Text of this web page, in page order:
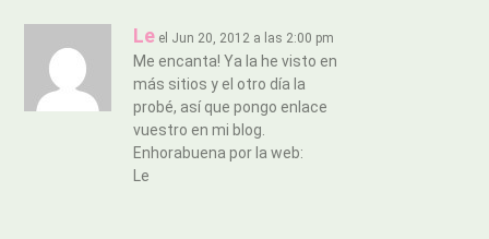
Le el Jun 20, 2012 a las 2:00 pm
Me encanta! Ya la he visto en
más sitios y el otro día la
probé, así que pongo enlace
vuestro en mi blog.
Enhorabuena por la web:
Le